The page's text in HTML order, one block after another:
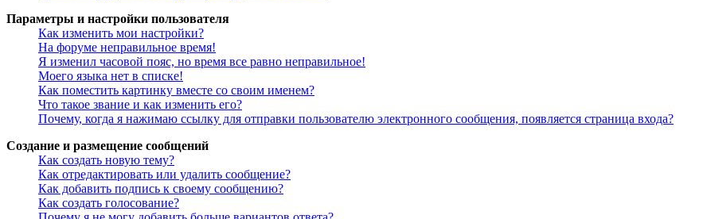
Параметры и настройки пользователя
Как изменить мои настройки?
На форуме неправильное время!
Я изменил часовой пояс, но время все равно неправильное!
Моего языка нет в списке!
Как поместить картинку вместе со своим именем?
Что такое звание и как изменить его?
Почему, когда я нажимаю ссылку для отправки пользователю электронного сообщения, появляется страница входа?
Создание и размещение сообщений
Как создать новую тему?
Как отредактировать или удалить сообщение?
Как добавить подпись к своему сообщению?
Как создать голосование?